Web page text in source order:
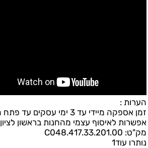
הערות :
זמן אספקה מיידי עד 3 ימי עסקים עד פתח הבית !
אפשרות לאיסוף עצמי מהחנות בראשון לציון
מק"ט: C048.417.33.201.00
נותרו עוד1